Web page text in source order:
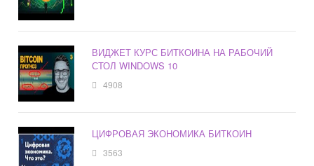
ВИДЖЕТ КУРС БИТКОИНА НА РАБОЧИЙ
СТОЛ WINDOWS 10
4908
ЦИФРОВАЯ ЭКОНОМИКА БИТКОИН
3563